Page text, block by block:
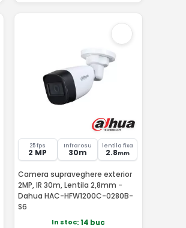
25 fps
2 MP
Infrarosu
30m
lentila fixa
2.8mm
Camera supraveghere exterior
2MP, IR 30m, Lentila 2,8mm -
Dahua HAC-HFW1200C-0280B-
S6
In stoc: 14 buc